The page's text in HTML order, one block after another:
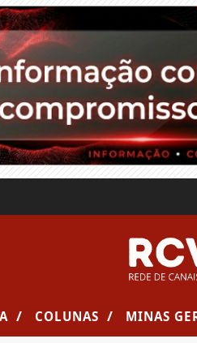
/ COLUNAS / MINAS